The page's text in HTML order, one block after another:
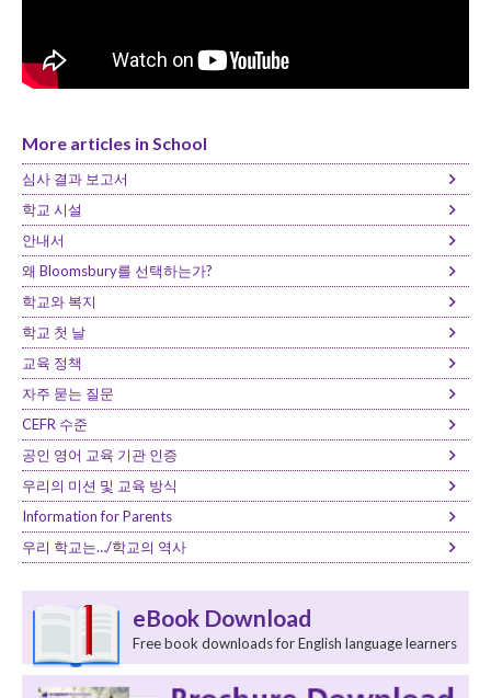
More articles in School
심사 결과 보고서
학교 시설
안내서
왜 Bloomsbury를 선택하는가?
학교와 복지
학교 첫 날
교육 정책
자주 묻는 질문
CEFR 수준
공인 영어 교육 기관 인증
우리의 미션 및 교육 방식
Information for Parents
우리 학교는…/학교의 역사
eBook Download
Free book downloads for English language learners